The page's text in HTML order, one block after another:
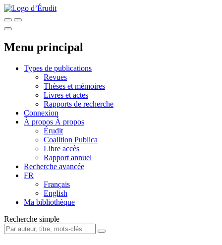
Menu principal
Types de publications
Revues
Thèses et mémoires
Livres et actes
Rapports de recherche
Connexion
À propos À propos
Érudit
Coalition Publica
Libre accès
Rapport annuel
Recherche avancée
FR
Français
English
Ma bibliothèque
Recherche simple